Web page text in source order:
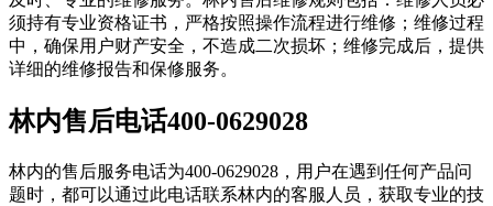
须持有专业资格证书，严格按照操作流程进行维修；维修过程
中，确保用户财产安全，不造成二次损坏；维修完成后，提供
详细的维修报告和保修服务。
林内售后电话400-0629028
林内的售后服务电话为400-0629028，用户在遇到任何产品问
题时，都可以通过此电话联系林内的客服人员，获取专业的技